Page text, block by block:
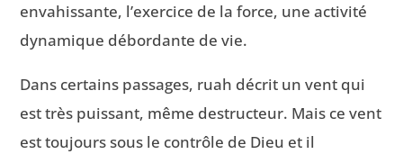
envahissante, l’exercice de la force, une activité
dynamique débordante de vie.
Dans certains passages, ruah décrit un vent qui
est très puissant, même destructeur. Mais ce vent
est toujours sous le contrôle de Dieu et il